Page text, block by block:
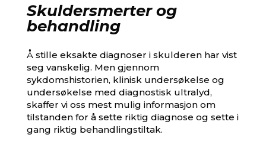
Skuldersmerter og
behandling
Å stille eksakte diagnoser i skulderen har vist
seg vanskelig. Men gjennom
sykdomshistorien, klinisk undersøkelse og
undersøkelse med diagnostisk ultralyd,
skaffer vi oss mest mulig informasjon om
tilstanden for å sette riktig diagnose og sette i
gang riktig behandlingstiltak.